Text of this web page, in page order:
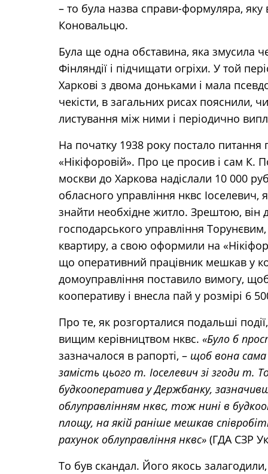
– то була назва справи-формуляра, яку
Коновальцю.
Була ще одна обставина, яка змусила
Фінляндії і підчищати огріхи. У той
Харкові з двома доньками і мала
чекісти, в загальних рисах пояснили,
листування між ними і періодично
На початку 1938 року постало
«Нікіфоровій». Про це просив і сам К.
москви до Харкова надіслали 10 000
обласного управління нквс
знайти необхідне житло. Зрештою, він
господарського управління
квартиру, а свою оформили на
що оперативний працівник мешкав у
домоуправління поставило вимогу,
кооперативу і внесла пай у розмірі
Про те, як розгорталися подальші
вищим керівництвом нквс. «Було б
зазначалося в рапорті, –щоб вона сама
замість цього т. Іоселевич зі згоди т.
будкооператива у Держбанку,
облуправлінням нквс, тож нині в
площу, на якій раніше мешкав
рахунок облуправління нквс»(ГДА СЗР
То був скандал. Його якось